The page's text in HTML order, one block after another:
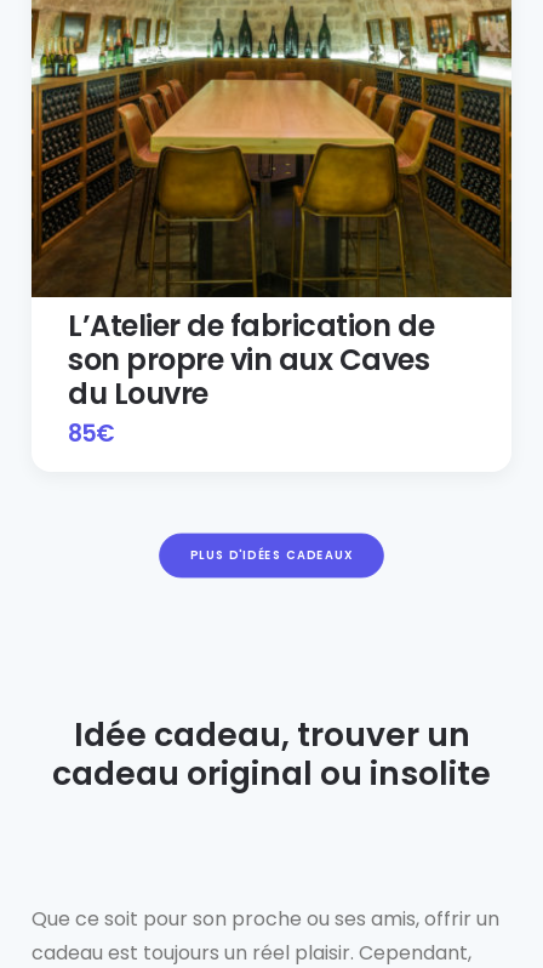
L’Atelier de fabrication de
son propre vin aux Caves
du Louvre
85€
PLUS D'IDÉES CADEAUX
Idée cadeau, trouver un
cadeau original ou insolite
Que ce soit pour son proche ou ses amis, offrir un
cadeau est toujours un réel plaisir. Cependant,